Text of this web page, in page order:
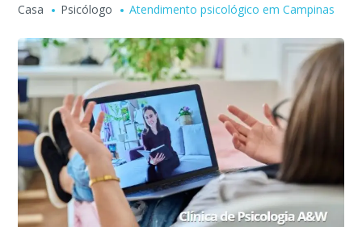
Casa Psicólogo Atendimento psicológico em Campinas